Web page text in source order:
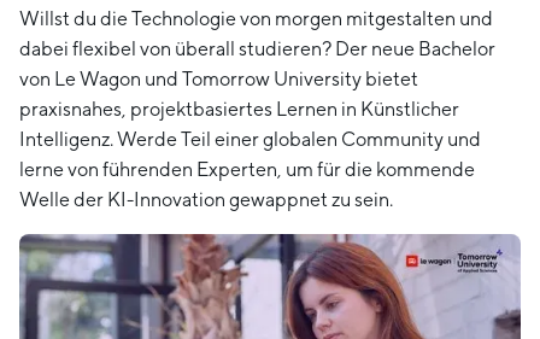
Willst du die Technologie von morgen mitgestalten und
dabei flexibel von überall studieren? Der neue Bachelor
von Le Wagon und Tomorrow University bietet
praxisnahes, projektbasiertes Lernen in Künstlicher
Intelligenz. Werde Teil einer globalen Community und
lerne von führenden Experten, um für die kommende
Welle der KI-Innovation gewappnet zu sein.